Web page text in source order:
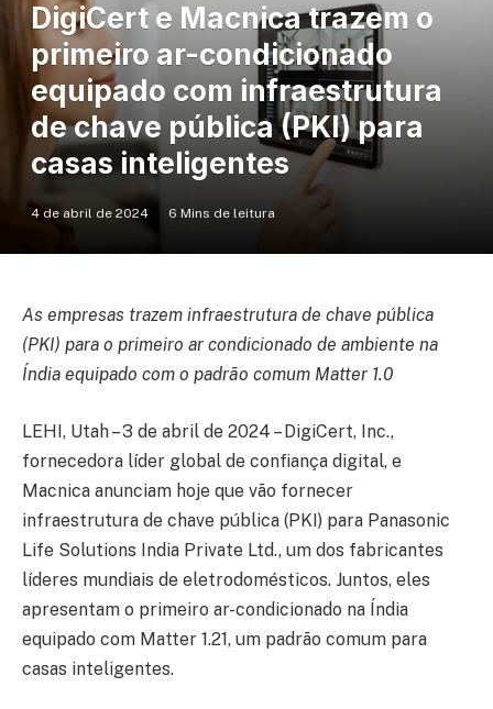
DigiCert e Macnica trazem o
primeiro ar-condicionado
equipado com infraestrutura
de chave pública (PKI) para
casas inteligentes
4 de abril de 2024 6 Mins de leitura
As empresas trazem infraestrutura de chave pública
(PKI) para o primeiro ar condicionado de ambiente na
Índia equipado com o padrão comum Matter 1.0
LEHI, Utah – 3 de abril de 2024 – DigiCert, Inc.,
fornecedora líder global de confiança digital, e
Macnica anunciam hoje que vão fornecer
infraestrutura de chave pública (PKI) para Panasonic
Life Solutions India Private Ltd., um dos fabricantes
líderes mundiais de eletrodomésticos. Juntos, eles
apresentam o primeiro ar-condicionado na Índia
equipado com Matter 1.21, um padrão comum para
casas inteligentes.